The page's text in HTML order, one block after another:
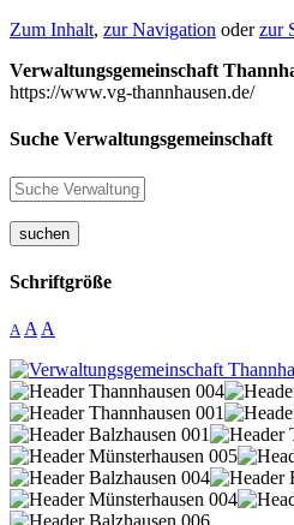
Zum Inhalt, zur Navigation oderzur
Verwaltungsgemeinschaft
https://www.vg-thannhausen.de/
Suche Verwaltungsgemeinschaft
suchen
Schriftgröße
A A A